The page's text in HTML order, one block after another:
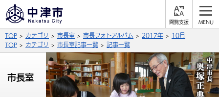
支
背景色
青 白
文字の大きさ
拡大 標準 縮小
公式SNS
サイト内検索
TOP カテゴリ 市長室 市長フォトアルバム 2017年
10月
TOP
カテゴリ 市長室記事一覧 記事一覧
市長室